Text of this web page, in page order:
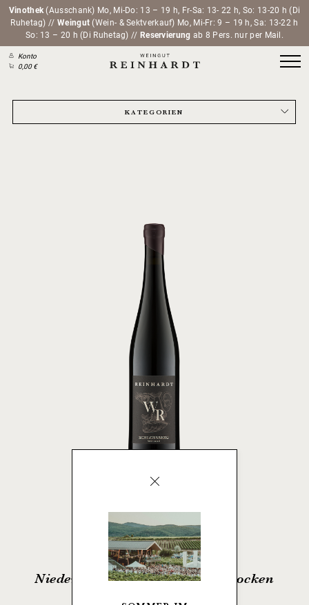
Vinothek(Ausschank) Mo, Mi-Do: 13 – 19 h, Fr-Sa: 13- 22 h, So: 13-20 h (Di
Ruhetag) // Weingut (Wein- & Sektverkauf) Mo, Mi-Fr: 9 – 19 h, Sa: 13-22 h
So: 13 – 20 h (Di Ruhetag) // Reservierung ab 8 Pers. nur per Mail.
Konto
0,00 €
KATEGORIEN
2022 SAINT LAURENT
Niederkirchner Schlossberg - trocken